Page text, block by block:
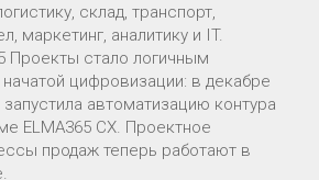
склад, транспорт,
маркетинг, аналитику и IT.
Проекты стало логичным
цифровизации: в декабре
автоматизацию контура
ELMA365 CX. Проектное
продаж теперь работают в